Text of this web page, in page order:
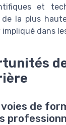
et
de la plus
dans
voies de